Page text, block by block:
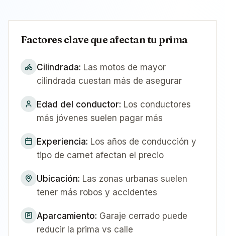
Factores clave que afectan tu prima
Cilindrada: Las motos de mayor
cilindrada cuestan más de asegurar
Edad del conductor: Los conductores
más jóvenes suelen pagar más
Experiencia: Los años de conducción y
tipo de carnet afectan el precio
Ubicación: Las zonas urbanas suelen
tener más robos y accidentes
Aparcamiento: Garaje cerrado puede
reducir la prima vs calle